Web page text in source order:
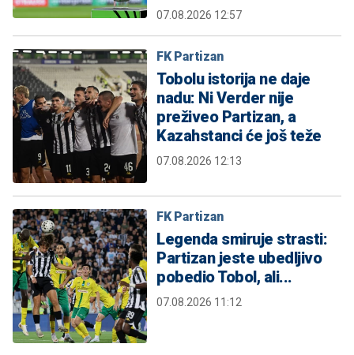
07.08.2026 12:57
FK Partizan
Tobolu istorija ne daje
nadu: Ni Verder nije
preživeo Partizan, a
Kazahstanci će još teže
07.08.2026 12:13
FK Partizan
Legenda smiruje strasti:
Partizan jeste ubedljivo
pobedio Tobol, ali...
07.08.2026 11:12